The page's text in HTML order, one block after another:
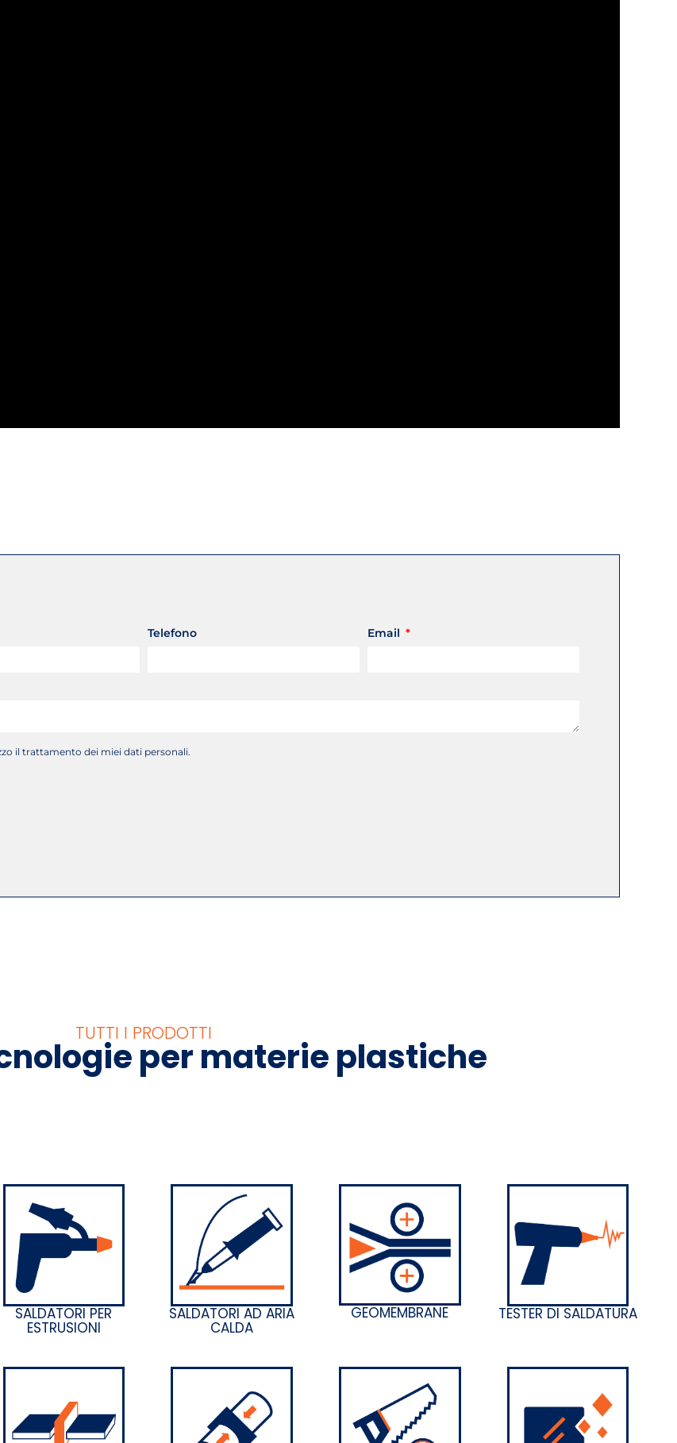
Telefono Email
il trattamento dei miei dati personali.
TUTTI I PRODOTTI
per materie plastiche
SALDATORI PER
ESTRUSIONI
SALDATORI AD ARIA
CALDA
GEOMEMBRANE TESTER DI SALDATURA